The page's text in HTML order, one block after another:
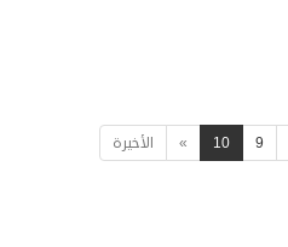
9
10
» الأخيرة